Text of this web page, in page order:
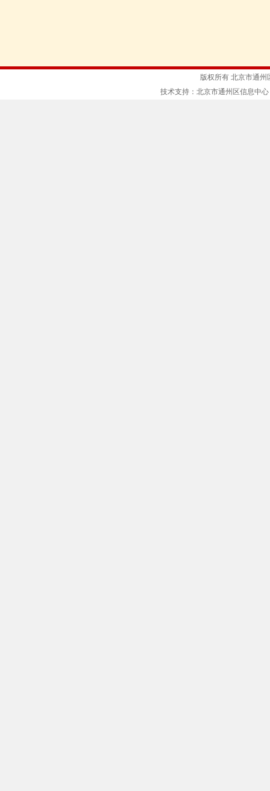
版权所有 北京市通州
技术支持：北京市通州区信息中心